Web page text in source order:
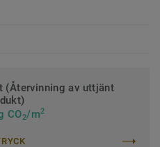
(Återvinning av uttjänt
CO2/m2